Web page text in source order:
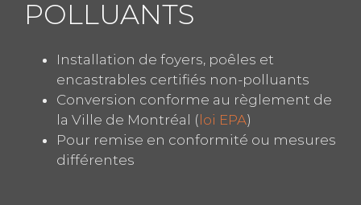
POLLUANTS
Installation de foyers, poêles et
encastrables certifiés non-polluants
Conversion conforme au règlement de
la Ville de Montréal (loi EPA)
Pour remise en conformité ou mesures
différentes